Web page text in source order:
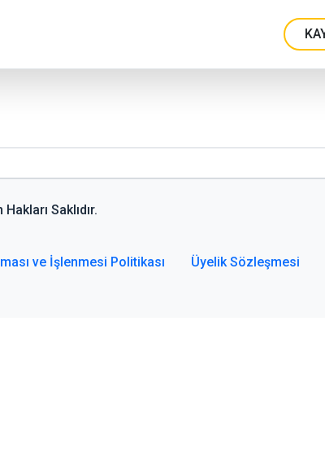
Saklıdır.
ve İşlenmesi Politikası Üyelik Sözleşmesi